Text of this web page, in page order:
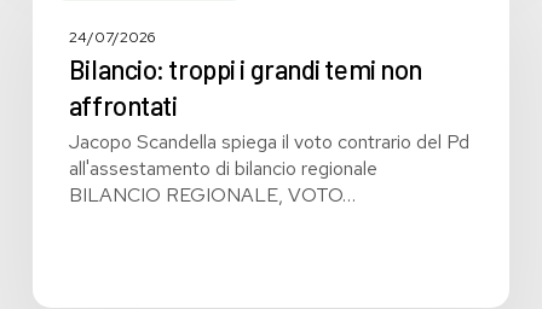
grandi
affrontati
24/07/2026
Bilancio: troppi i grandi temi non
affrontati
Jacopo Scandella spiega il voto contrario del Pd
all'assestamento di bilancio regionale
BILANCIO REGIONALE, VOTO…